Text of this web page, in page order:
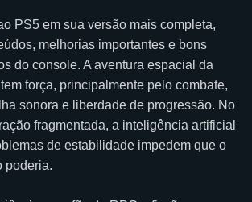
PS5 em sua versão mais completa,
melhorias importantes e bons
do console. A aventura espacial da
força, principalmente pelo combate,
sonora e liberdade de progressão. No
fragmentada, a inteligência artificial
de estabilidade impedem que o
poderia.